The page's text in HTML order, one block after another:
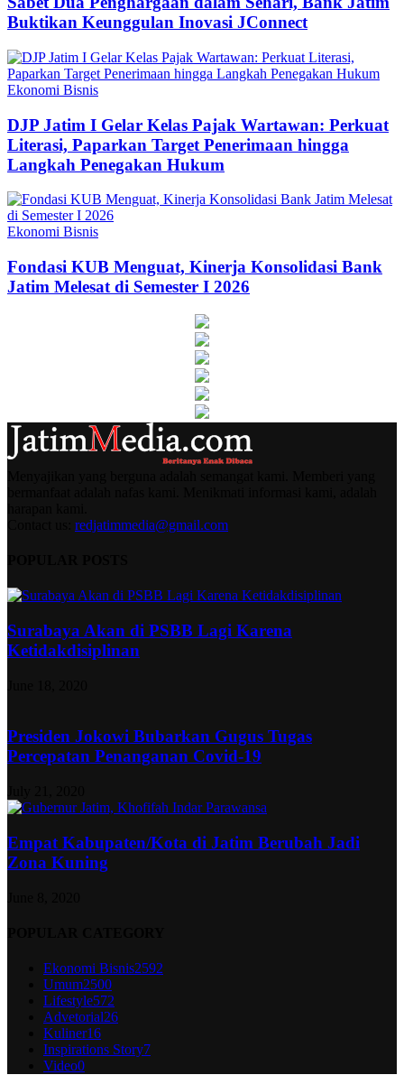
Buktikan Keunggulan Inovasi JConnect
Ekonomi Bisnis
DJP Jatim I Gelar Kelas Pajak Wartawan: Perkuat
Literasi, Paparkan Target Penerimaan hingga
Langkah Penegakan Hukum
Ekonomi Bisnis
Fondasi KUB Menguat, Kinerja Konsolidasi Bank
Jatim Melesat di Semester I 2026
redjatimmedia@gmail.com
Surabaya Akan di PSBB Lagi Karena
Ketidakdisiplinan
Presiden Jokowi Bubarkan Gugus Tugas
Percepatan Penanganan Covid-19
Empat Kabupaten/Kota di Jatim Berubah Jadi
Zona Kuning
Ekonomi Bisnis2592
Umum2500
Lifestyle572
Advetorial26
Kuliner16
Inspirations Story7
Video0